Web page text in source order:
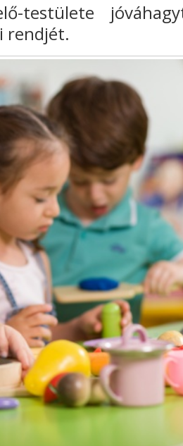
testülete
rendjét.